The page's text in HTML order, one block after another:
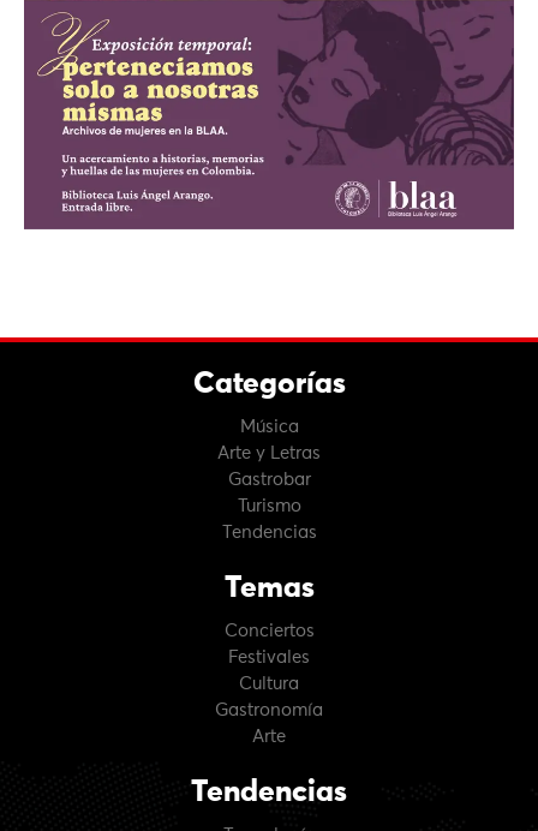
Categorías
Música
Arte y Letras
Gastrobar
Turismo
Tendencias
Temas
Conciertos
Festivales
Cultura
Gastronomía
Arte
Tendencias